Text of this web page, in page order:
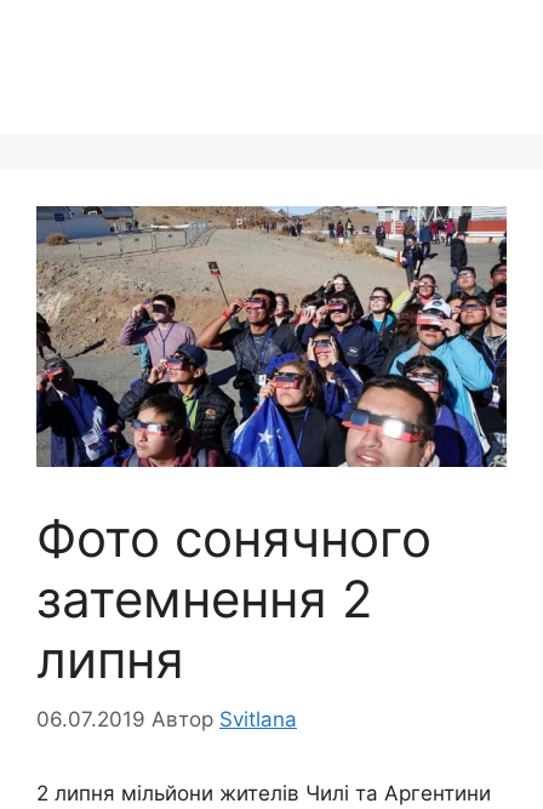
Фото сонячного
затемнення 2
липня
06.07.2019 Автор Svitlana
2 липня мільйони жителів Чилі та Аргентини